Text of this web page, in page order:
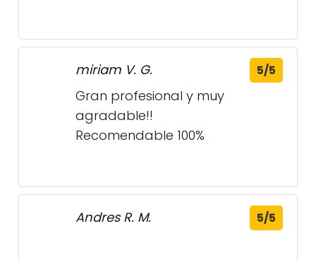
miriam V. G. 5/5
Gran profesional y muy
Recomendable 100%